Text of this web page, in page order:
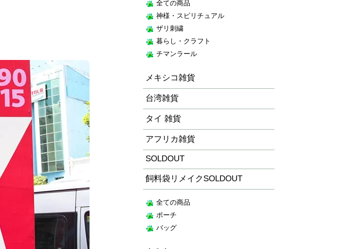
全ての商品
神様・スピリチュアル
ザリ刺繍
暮らし・クラフト
チマンラール
メキシコ雑貨
台湾雑貨
タイ 雑貨
アフリカ雑貨
SOLDOUT
飼料袋リメイクSOLDOUT
全ての商品
ポーチ
バッグ